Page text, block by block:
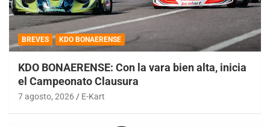
BREVES KDO BONAERENSE
KDO BONAERENSE: Con la vara bien alta, inicia
el Campeonato Clausura
7 agosto, 2026 E-Kart